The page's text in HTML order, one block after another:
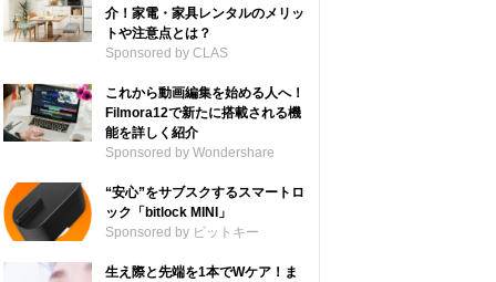
介！家電・家具レンタルのメリッ
トや注意点とは？
Sponsored by CLAS
これから動画編集を始める人へ！
Filmora12で新たに搭載される機
能を詳しく紹介
Sponsored by Wondershare
“安心”をサブスクするスマートロ
ック「bitlock MINI」
Sponsored by ビットキー
生え際と先端を1本でWケア！ま